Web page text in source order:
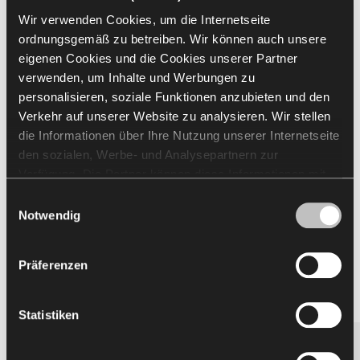
Wir verwenden Cookies, um die Internetseite
ordnungsgemäß zu betreiben. Wir können auch unsere
eigenen Cookies und die Cookies unserer Partner
verwenden, um Inhalte und Werbungen zu
personalisieren, soziale Funktionen anzubieten und den
Verkehr auf unserer Website zu analysieren. Wir stellen
die Informationen über Ihre Nutzung unserer Internetseite
den sozialen, Werbe- und Analysepartnern zur
erhaltenen Daten kombinieren. Die Verwendung von
Statistik-, Marketing- und Benutzerpräferenzen-Cookies
erfordert Ihre Zustimmung, welche Sie durch das Klicken
auf „Alle zulassen“ erteilen können. Wenn Sie Ihre
„Auswahl zulassen“. Sie können Ihre
Einwilligung/Einwilligungen jederzeit widerrufen, indem
Notwendig
Präferenzen
Statistiken
Alle auswählen 2 Auswahl löschen